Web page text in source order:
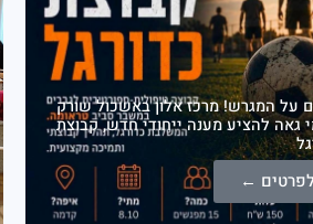
על המגרש! מרכז אלון באשכול שורק
גאה להציע מענה ייחודי חדש, קבוצת
←